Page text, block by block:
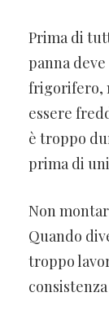
Prima di
panna
frigorifero,
essere
è troppo
prima di
Non
Quando
troppo